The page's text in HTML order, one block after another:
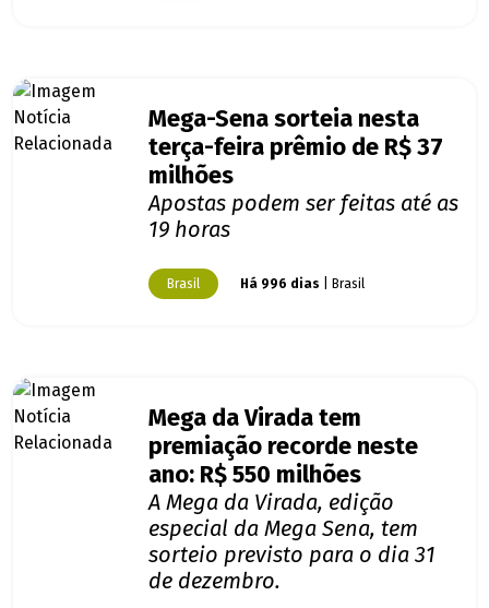
Mega-Sena sorteia nesta
terça-feira prêmio de R$ 37
milhões
Apostas podem ser feitas até as
19 horas
Brasil Há 996 dias | Brasil
Mega da Virada tem
premiação recorde neste
ano: R$ 550 milhões
A Mega da Virada, edição
especial da Mega Sena, tem
sorteio previsto para o dia 31
de dezembro.